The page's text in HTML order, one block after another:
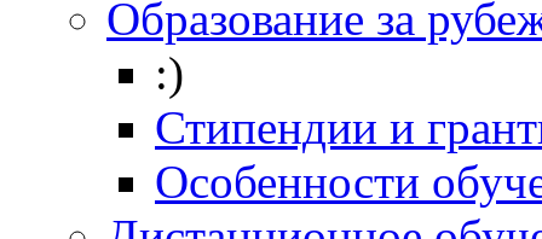
Образование за
:)
Стипендии и
Особенности